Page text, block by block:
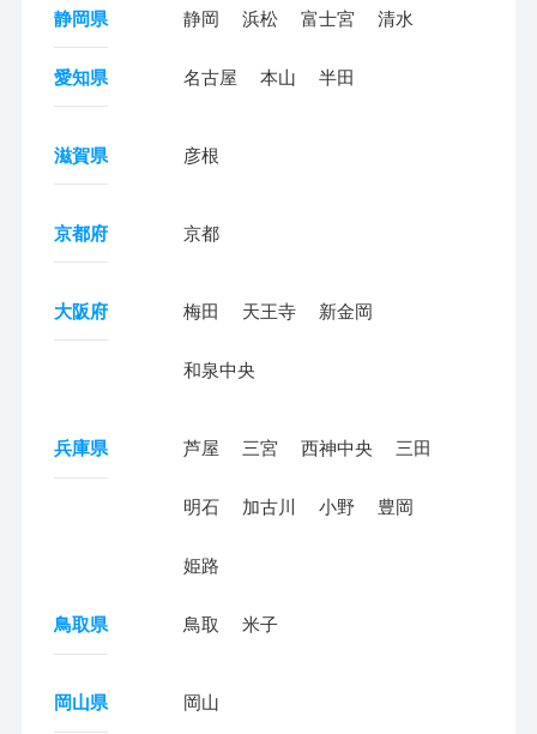
静岡県 静岡 浜松 富士宮 清水
愛知県 名古屋 本山 半田
滋賀県 彦根
京都府 京都
大阪府 梅田 天王寺 新金岡
和泉中央
兵庫県 芦屋 三宮 西神中央 三田
明石 加古川 小野 豊岡
姫路
鳥取県 鳥取 米子
岡山県 岡山